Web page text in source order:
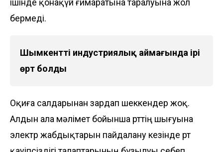
бермеді.
Шымкенттің индустриялық аймағында ірі
өрт болды
Оқиға салдарынан зардап шеккендер жоқ.
Алдын ала мәлімет бойынша өрттің шығуына
электр жабдықтарын пайдалану кезінде өрт